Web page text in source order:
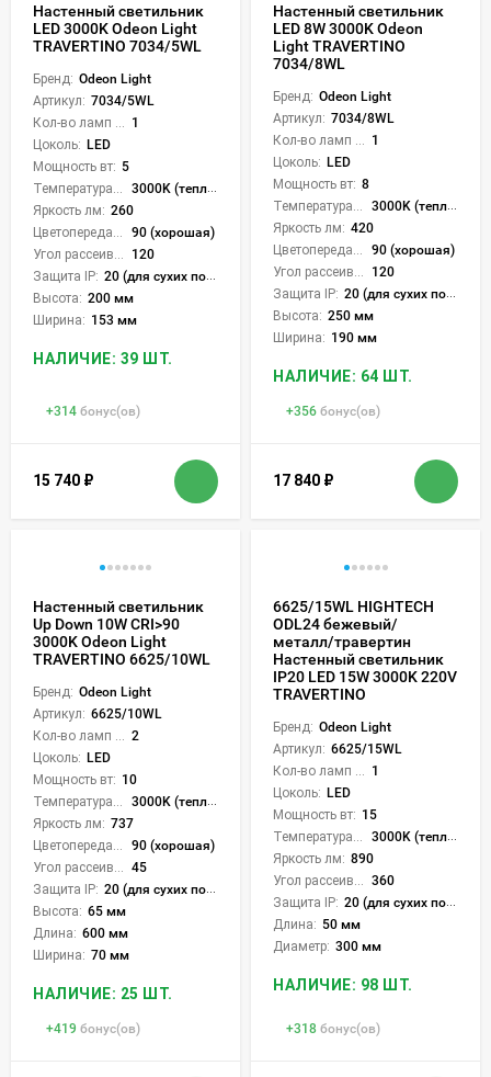
Настенный светильник
LED 3000K Odeon Light
TRAVERTINO 7034/5WL
Бренд: Odeon Light
Артикул: 7034/5WL
1
Цоколь: LED
Мощность вт: 5
3000K (теплый)
Яркость лм: 260
90 (хорошая)
120
Защита IP: 20 (для сухих пом.)
Высота: 200 мм
Ширина: 153 мм
НАЛИЧИЕ: 39 ШТ.
+314 бонус(ов)
15 740 ₽
Настенный светильник
LED 8W 3000K Odeon
Light TRAVERTINO
7034/8WL
Бренд: Odeon Light
Артикул: 7034/8WL
1
Цоколь: LED
Мощность вт: 8
3000K (теплый)
Яркость лм: 420
90 (хорошая)
120
Защита IP: 20 (для сухих пом.)
Высота: 250 мм
Ширина: 190 мм
НАЛИЧИЕ: 64 ШТ.
+356 бонус(ов)
17 840 ₽
Настенный светильник
Up Down 10W CRI>90
3000K Odeon Light
TRAVERTINO 6625/10WL
Бренд: Odeon Light
Артикул: 6625/10WL
2
Цоколь: LED
Мощность вт: 10
3000K (теплый)
Яркость лм: 737
90 (хорошая)
45
Защита IP: 20 (для сухих пом.)
Высота: 65 мм
Длина: 600 мм
Ширина: 70 мм
НАЛИЧИЕ: 25 ШТ.
+419 бонус(ов)
6625/15WL HIGHTECH
ODL24 бежевый/
металл/травертин
Настенный светильник
IP20 LED 15W 3000K 220V
TRAVERTINO
Бренд: Odeon Light
Артикул: 6625/15WL
1
Цоколь: LED
Мощность вт: 15
3000K (теплый)
Яркость лм: 890
360
Защита IP: 20 (для сухих пом.)
Длина: 50 мм
Диаметр: 300 мм
НАЛИЧИЕ: 98 ШТ.
+318 бонус(ов)